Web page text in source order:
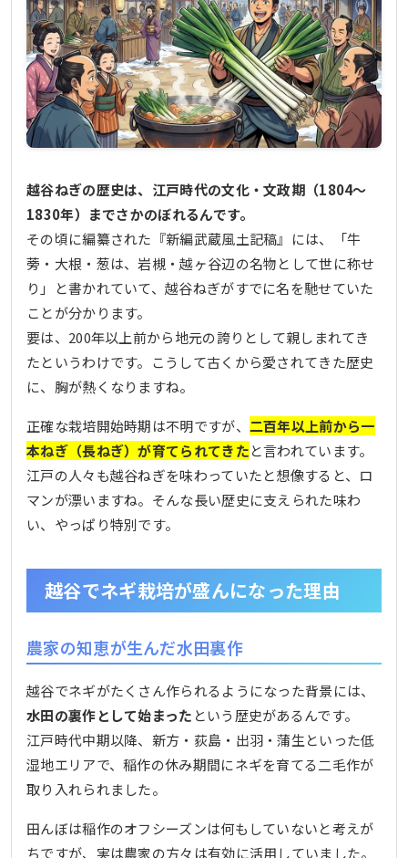
越谷ねぎの歴史は、江戸時代の文化・文政期（1804〜
1830年）までさかのぼれるんです。
その頃に編纂された『新編武蔵風土記稿』には、「牛
蒡・大根・葱は、岩槻・越ヶ谷辺の名物として世に称せ
り」と書かれていて、越谷ねぎがすでに名を馳せていた
ことが分かります。
要は、200年以上前から地元の誇りとして親しまれてき
たというわけです。こうして古くから愛されてきた歴史
に、胸が熱くなりますね。
正確な栽培開始時期は不明ですが、 二百年以上前から一
本ねぎ（長ねぎ）が育てられてきたと言われています。
江戸の人々も越谷ねぎを味わっていたと想像すると、ロ
マンが漂いますね。そんな長い歴史に支えられた味わ
い、やっぱり特別です。
越谷でネギ栽培が盛んになった理由
農家の知恵が生んだ水田裏作
越谷でネギがたくさん作られるようになった背景には、
水田の裏作として始まった という歴史があるんです。
江戸時代中期以降、新方・荻島・出羽・蒲生といった低
湿地エリアで、稲作の休み期間にネギを育てる二毛作が
取り入れられました。
田んぼは稲作のオフシーズンは何もしていないと考えが
ちですが、実は農家の方々は有効に活用していました。